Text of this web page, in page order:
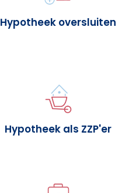
Hypotheek oversluiten
Hypotheek als ZZP'er